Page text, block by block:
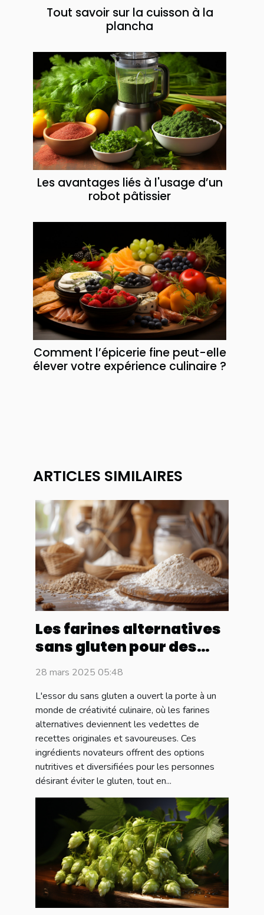
Tout savoir sur la cuisson à la
plancha
Les avantages liés à l'usage d’un
robot pâtissier
Comment l’épicerie fine peut-elle
élever votre expérience culinaire ?
ARTICLES SIMILAIRES
Les farines alternatives
sans gluten pour des
recettes originales et un
classement amélioré
28 mars 2025 05:48
L'essor du sans gluten a ouvert la porte à un
monde de créativité culinaire, où les farines
alternatives deviennent les vedettes de
recettes originales et savoureuses. Ces
ingrédients novateurs offrent des options
nutritives et diversifiées pour les personnes
désirant éviter le gluten, tout en...